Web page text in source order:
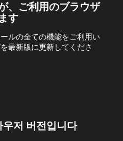
、ご利用のブラウザ
す
ルの全ての機能をご利用い
最新版に更新してくださ
저 버전입니다